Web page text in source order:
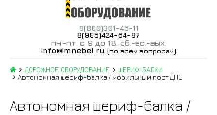
8(800)301-46-11
8(985)424-64-87
пн -пт с 9 до 18, сб -вс -вых.
info@imnebel.ru (по всем вопросам)
ДОРОЖНОЕ ОБОРУДОВАНИЕ
ШЕРИФ-БАЛКИ
Автономная шериф-балка / мобильный пост ДПС
Автономная шериф-балка /